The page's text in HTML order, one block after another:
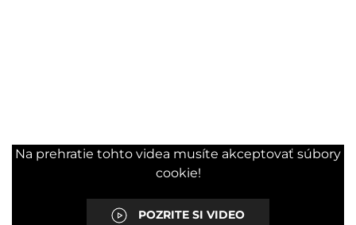
Na prehratie tohto videa musíte akceptovať súbory
cookie!
POZRITE SI VIDEO
BEZ AUTA ZA AUTAMI A